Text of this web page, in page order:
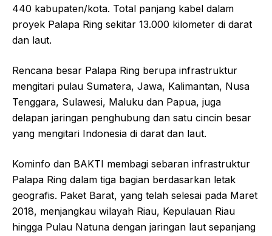
440 kabupaten/kota. Total panjang kabel dalam
proyek Palapa Ring sekitar 13.000 kilometer di darat
dan laut.
Rencana besar Palapa Ring berupa infrastruktur
mengitari pulau Sumatera, Jawa, Kalimantan, Nusa
Tenggara, Sulawesi, Maluku dan Papua, juga
delapan jaringan penghubung dan satu cincin besar
yang mengitari Indonesia di darat dan laut.
Kominfo dan BAKTI membagi sebaran infrastruktur
Palapa Ring dalam tiga bagian berdasarkan letak
geografis. Paket Barat, yang telah selesai pada Maret
2018, menjangkau wilayah Riau, Kepulauan Riau
hingga Pulau Natuna dengan jaringan laut sepanjang